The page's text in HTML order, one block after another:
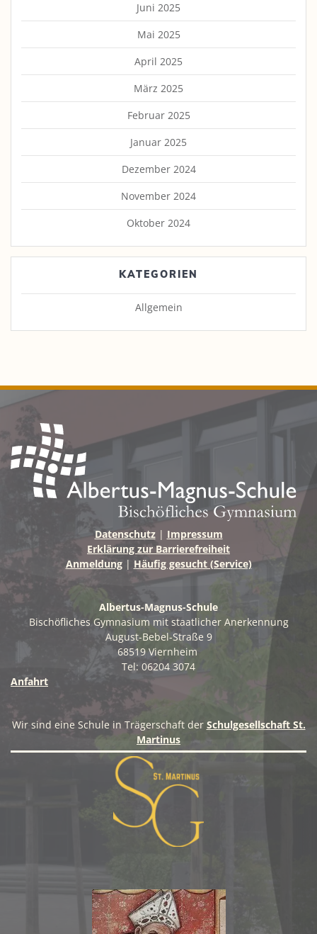
Juni 2025
Mai 2025
April 2025
März 2025
Februar 2025
Januar 2025
Dezember 2024
November 2024
Oktober 2024
KATEGORIEN
Allgemein
Datenschutz | Impressum
Erklärung zur Barrierefreiheit
Anmeldung | Häufig gesucht (Service)
Albertus-Magnus-Schule
Bischöfliches Gymnasium mit staatlicher Anerkennung
August-Bebel-Straße 9
68519 Viernheim
Tel: 06204 3074
Anfahrt
Wir sind eine Schule in Trägerschaft der Schulgesellschaft St.
Martinus